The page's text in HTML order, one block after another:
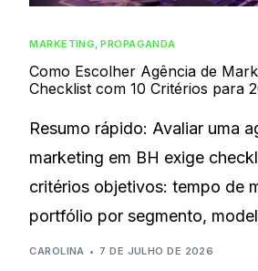
MARKETING,PROPAGANDA
Como Escolher Agência de
Checklist com 10 Critérios para
Resumo rápido: Avaliar uma
marketing em BH exige
critérios objetivos: tempo de
portfólio por segmento,
CAROLINA 7 DE JULHO DE 2026